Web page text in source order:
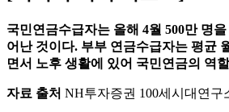
국민연금수급자는 올해 4월 500만 명
어난 것이다. 부부 연금수급자는 평균
면서 노후 생활에 있어 국민연금의 역
자료 출처 NH투자증권 100세시대연